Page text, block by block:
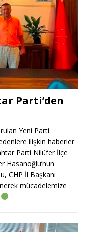
Parti’den
Yeni Parti
ilişkin haberler
Parti Nilüfer İlçe
Hasanoğlu’nun
CHP İl Başkanı
mücadelemize